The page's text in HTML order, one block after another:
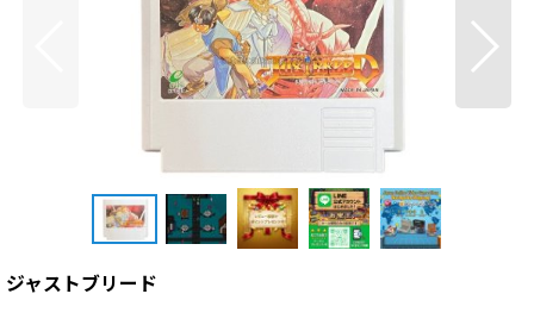
ジャストブリード